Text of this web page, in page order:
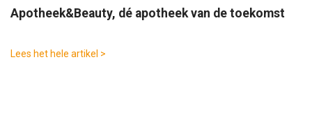
Apotheek&Beauty, dé apotheek van de toekomst
Lees het hele artikel >